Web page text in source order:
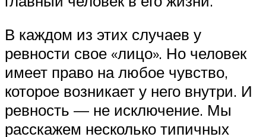
В каждом из этих случаев у
ревности свое «лицо». Но человек
имеет право на любое чувство,
которое возникает у него внутри. И
ревность — не исключение. Мы
расскажем несколько типичных